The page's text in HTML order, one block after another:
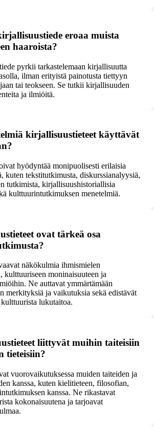
eroaa muista
haaroista?
pyrkii tarkastelemaan kirjallisuutta
ilman erityistä painotusta tiettyyn
tai teokseen. Se tutkii kirjallisuuden
ja ilmiöitä.
kirjallisuustieteet käyttävät
hyödyntää monipuolisesti erilaisia
kuten tekstitutkimusta, diskurssianalyysiä,
tutkimista, kirjallisuushistoriallisia
kulttuurintutkimuksen menetelmiä.
ovat tärkeä osa
näkökulmia ihmismielen
kulttuuriseen moninaisuuteen ja
Ne auttavat ymmärtämään
merkityksiä ja vaikutuksia sekä edistävät
lukutaitoa.
liittyvät muihin taiteisiin
tieteisiin?
vuorovaikutuksessa muiden taiteiden ja
kanssa, kuten kielitieteen, filosofian,
kanssa. Ne rikastavat
kokonaisuutena ja tarjoavat